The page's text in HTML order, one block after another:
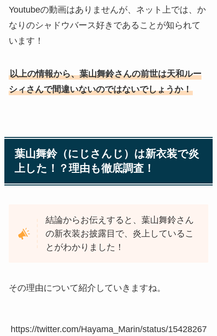
Youtubeの動画はありませんが、ネット上では、か
なりのシャドウバース好きであることが知られて
います！
以上の情報から、葉山舞鈴さんの前世は天和ルー
シィさんで間違いないのではないでしょうか！
葉山舞鈴（にじさんじ）は新衣装で炎
上した！？理由も徹底調査！
結論からお伝えすると、葉山舞鈴さん
の新衣装お披露目で、炎上しているこ
とがわかりました！
その理由について紹介していきますね。
https://twitter.com/Hayama_Marin/status/15428267